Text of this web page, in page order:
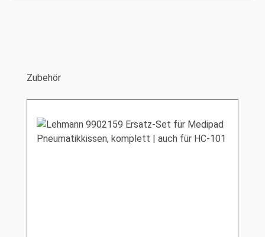
Produktgalerie überspringen
Zubehör